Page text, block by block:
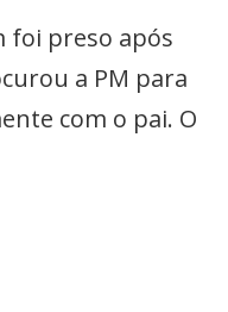
foi preso após
a PM para
com o pai. O